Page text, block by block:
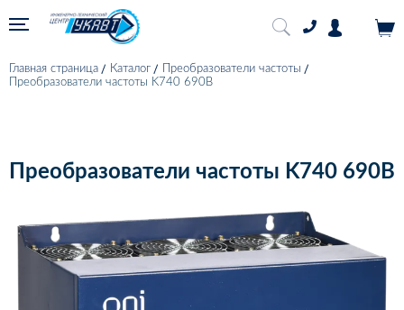
Главная страница Каталог
Преобразователи частоты
Преобразователи частоты K740 690В
Преобразователи частоты K740 690В